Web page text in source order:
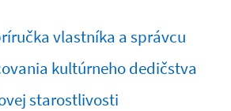
vlastníka a správcu
kultúrneho dedičstva
starostlivosti